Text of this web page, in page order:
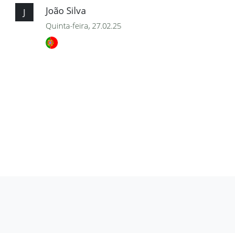
J João Silva
Quinta-feira, 27.02.25